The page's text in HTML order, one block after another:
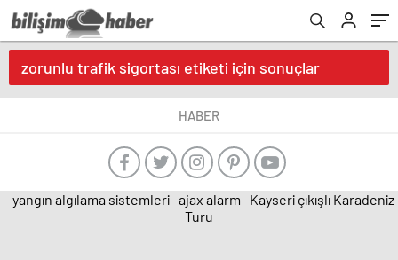
zorunlu trafik sigortası etiketi için sonuçlar
HABER
yangın algılama sistemleri ajax alarm
Kayseri çıkışlı Karadeniz
Turu